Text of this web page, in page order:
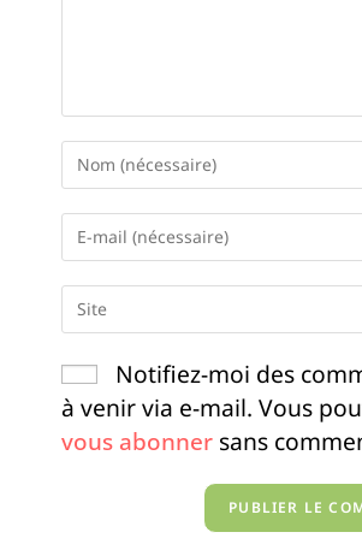
Notifiez-moi des
à venir via e-mail. Vous
vous abonner sans